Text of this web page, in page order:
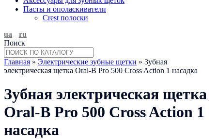
Пасты и ополаскиватели
Crest полоски
ua
ru
Поиск
Главная » Электрические зубные щетки » Зубная
электрическая щетка Oral-B Pro 500 Cross Action 1 насадка
Зубная электрическая щетка
Oral-B Pro 500 Cross Action 1
насадка